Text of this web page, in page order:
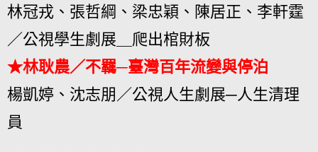
林冠戎、張哲綱、梁忠穎、陳居正、李軒霆
／公視學生劇展＿爬出棺財板
★林耿農／不羈─臺灣百年流變與停泊
楊凱婷、沈志朋／公視人生劇展─人生清理
員